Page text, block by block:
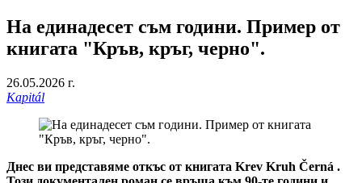
На единадесет съм години. Пример от
книгата "Кръв, кръг, черно".
26.05.2026 г.
Kapitál
Днес ви представяме откъс от книгата Krev Kruh Černá .